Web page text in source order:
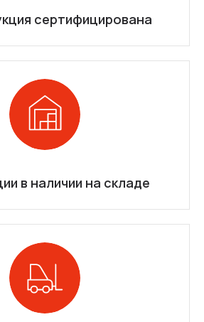
сертифицирована
в наличии на складе